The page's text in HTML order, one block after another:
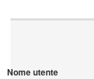
Nome utente